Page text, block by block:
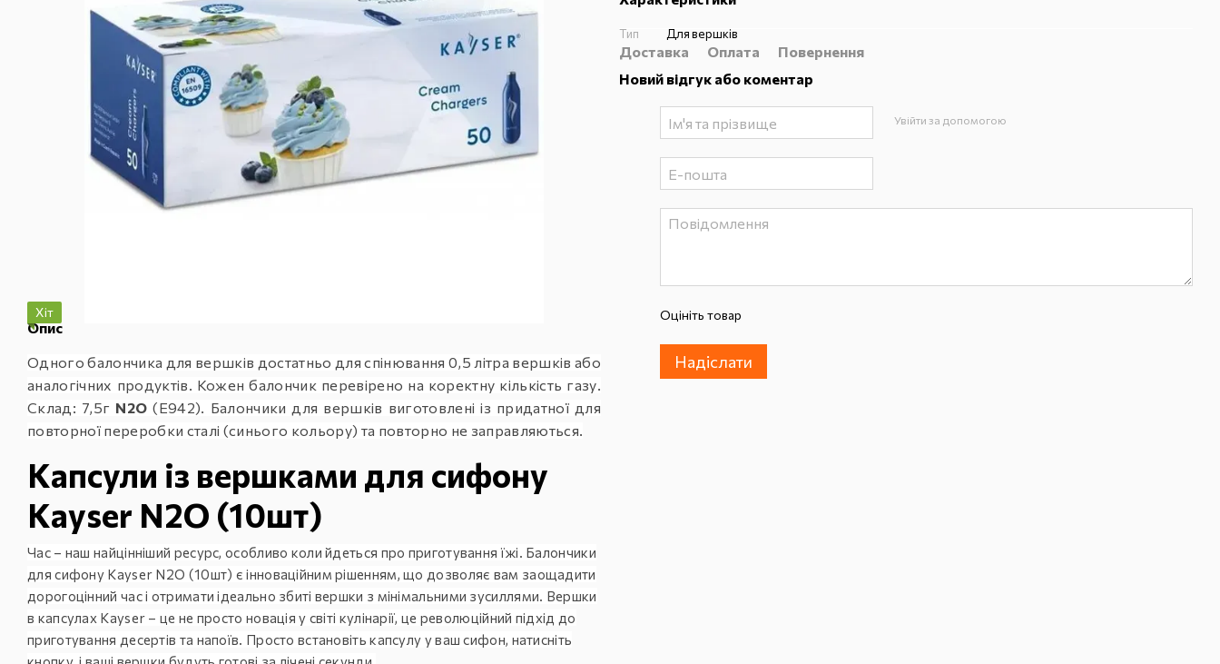
Хіт
Опис
Одного балончика для вершків достатньо для спінювання 0,5 літра вершків або
аналогічних продуктів. Кожен балончик перевірено на коректну кількість газу.
Склад: 7,5г N2O(E942). Балончики для вершків виготовлені із придатної для
повторної переробки сталі (синього кольору) та повторно не заправляються.
Капсули із вершками для сифону
Kayser N2O (10шт)
Час – наш найцінніший ресурс, особливо коли йдеться про приготування їжі. Балончики
для сифону Kayser N2O (10шт) є інноваційним рішенням, що дозволяє вам заощадити
дорогоцінний час і отримати ідеально збиті вершки з мінімальними зусиллями. Вершки
в капсулах Kayser – це не просто новація у світі кулінарії, це революційний підхід до
приготування десертів та напоїв. Просто встановіть капсулу у ваш сифон, натисніть
Тип Для вершків
Доставка Оплата
Повернення
Новий відгук або коментар
Увійти за допомогою
Оцініть товар
Надіслати